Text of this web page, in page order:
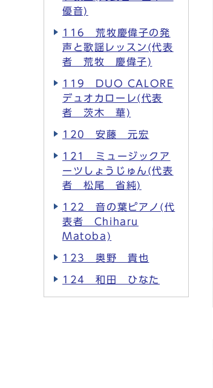
優音)
116 荒牧慶偉子の発
声と歌謡レッスン(代表
者 荒牧 慶偉子)
119 DUO CALORE
デュオカローレ(代表
者 茨木 華)
120 安藤 元宏
121 ミュージックア
ーツしょうじゅん(代表
者 松尾 省純)
122 音の葉ピアノ(代
表者 Chiharu
Matoba)
123 奥野 貴也
124 和田 ひなた